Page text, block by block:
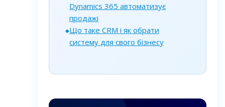
Dynamics 365 автоматизує
продажі
Що таке CRM і як обрати
систему для свого бізнесу